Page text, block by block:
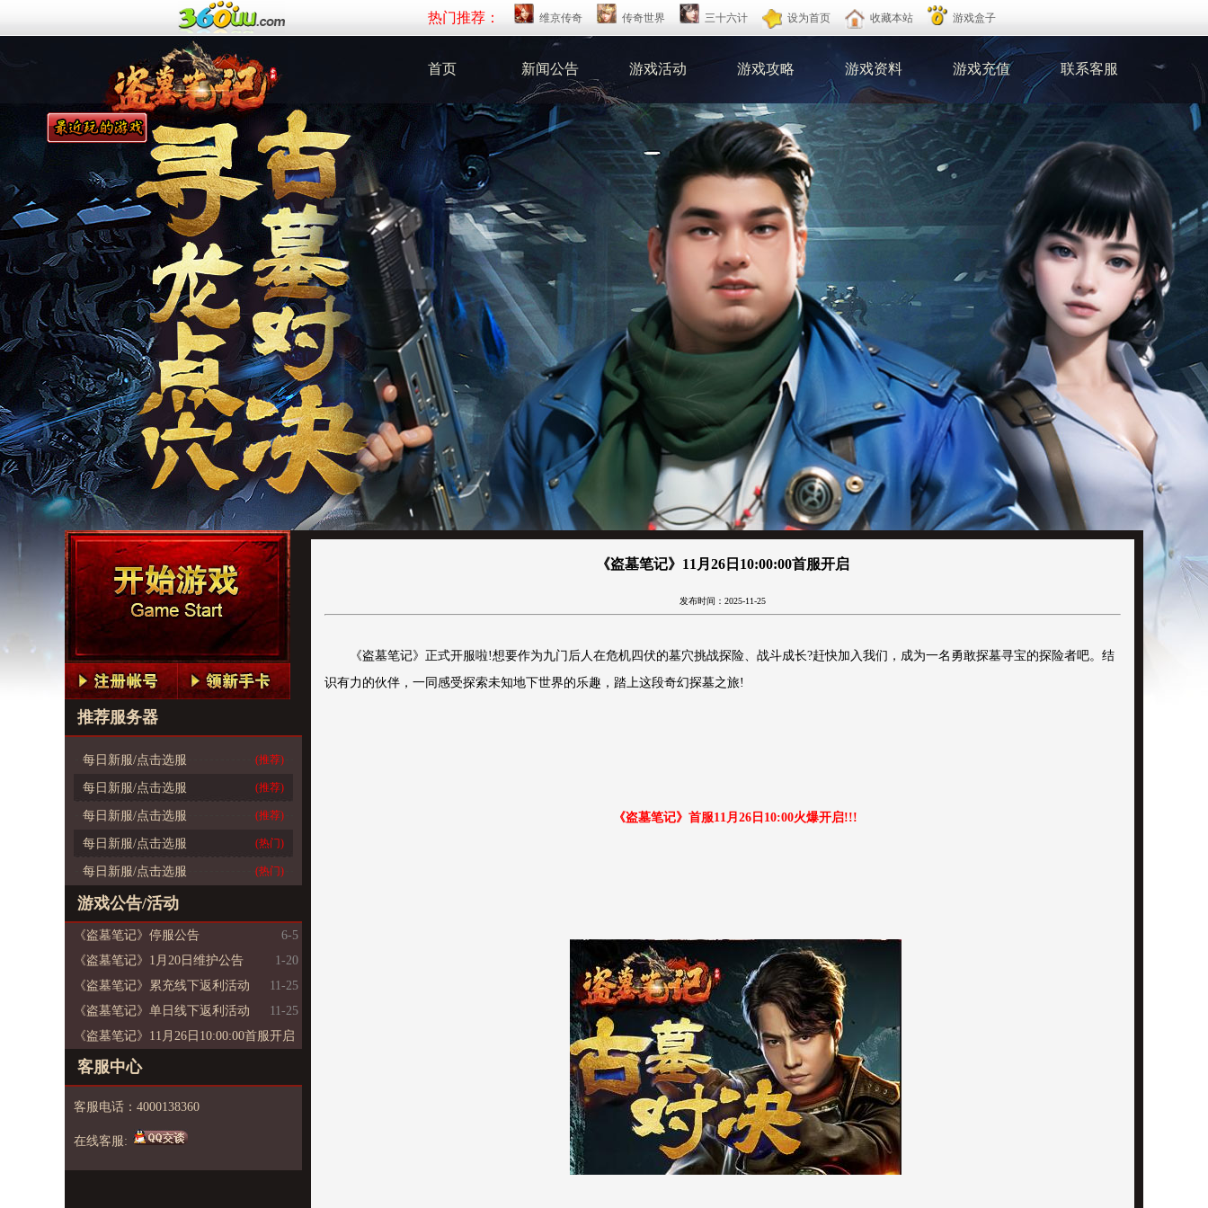
热门推荐： 维京传奇 传奇世界 三十六计 设为首页 收藏本站 游戏盒子
首页 新闻公告 游戏活动 游戏攻略 游戏资料 游戏充值 联系客服
推荐服务器
每日新服/点击选服 (推荐)
每日新服/点击选服 (推荐)
每日新服/点击选服 (推荐)
每日新服/点击选服 (热门)
每日新服/点击选服 (热门)
游戏公告/活动
《盗墓笔记》停服公告
6-5
《盗墓笔记》1月20日维护公告
1-20
《盗墓笔记》累充线下返利活动
11-25
《盗墓笔记》单日线下返利活动
11-25
《盗墓笔记》11月26日10:00:00首服开启
客服中心
客服电话：4000138360
在线客服:
《盗墓笔记》11月26日10:00:00首服开启
发布时间：2025-11-25
《盗墓笔记》正式开服啦!想要作为九门后人在危机四伏的墓穴挑战探险、战斗成长?赶快加入我们，成为一名勇敢探墓寻宝的探险者吧。结
识有力的伙伴，一同感受探索未知地下世界的乐趣，踏上这段奇幻探墓之旅!
《盗墓笔记》首服11月26日10:00火爆开启!!!